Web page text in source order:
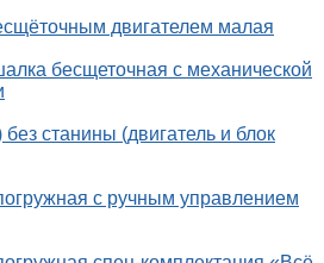
двигателем малая
бесщеточная с механической
станины (двигатель и блок
с ручным управлением